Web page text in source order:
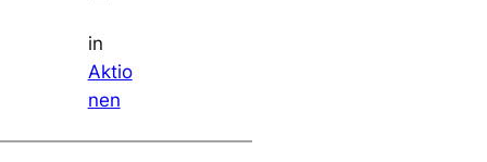
in
Aktio
nen